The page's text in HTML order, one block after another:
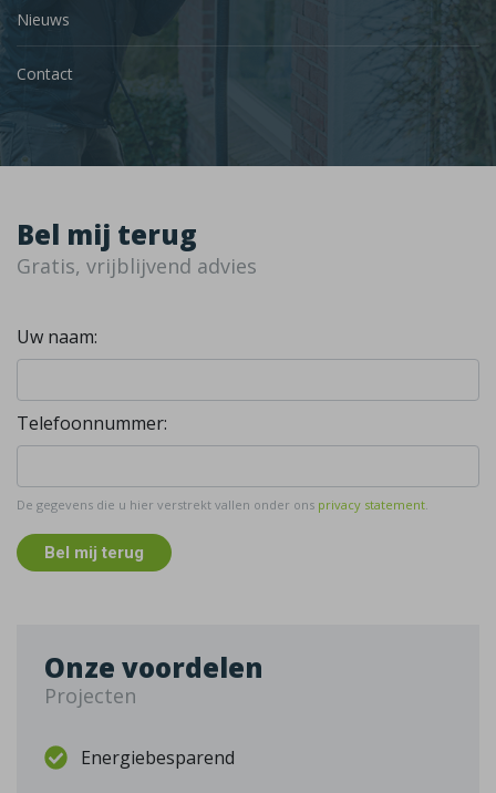
Nieuws
Contact
Bel mij terug
Gratis, vrijblijvend advies
Uw naam:
Telefoonnummer:
De gegevens die u hier verstrekt vallen onder ons privacy statement.
Bel mij terug
Onze voordelen
Projecten
Energiebesparend